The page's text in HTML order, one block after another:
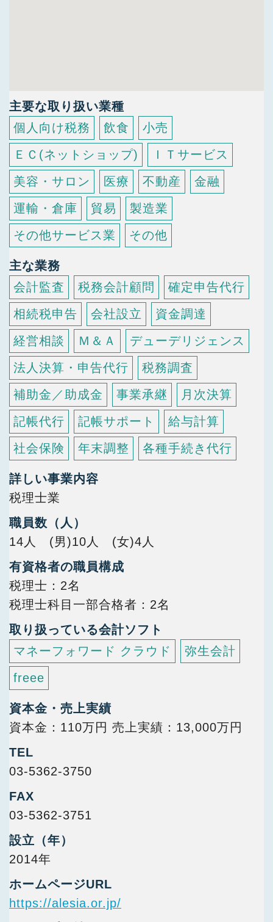
主要な取り扱い業種
個人向け税務
飲食
小売
ＥＣ(ネットショップ)
ＩＴサービス
美容・サロン
医療 不動産
金融
運輸・倉庫
貿易
製造業
その他サービス業
その他
主な業務
会計監査
税務会計顧問
確定申告代行
相続税申告
会社設立
資金調達
経営相談
Ｍ＆Ａ
デューデリジェンス
法人決算・申告代行
税務調査
補助金／助成金
事業承継
月次決算
記帳代行
記帳サポート
給与計算
社会保険
年末調整 各種手続き代行
詳しい事業内容
税理士業
職員数（人）
14人 (男)10人 (女)4人
有資格者の職員構成
税理士
2名
税理士科目一部合格者
2名
取り扱っている会計ソフト
マネーフォワード クラウド
弥生会計
freee
資本金・売上実績
資本金：110万円 売上実績：13,000万円
TEL
03-5362-3750
FAX
03-5362-3751
設立（年）
2014年
ホームページURL
https://alesia.or.jp/